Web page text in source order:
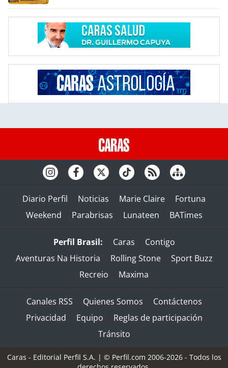
Diario Perfil Noticias Marie Claire
Fortuna
Weekend
Parabrisas Lunateen BATimes
Perfil Brasil: Caras
Contigo
Aventuras Na Historia
Rolling Stone
Sport Buzz
Recreio
Maxima
Canales RSS Quienes Somos
Contáctenos
Privacidad
Equipo
Reglas de participación
Tránsito
Caras - Editorial Perfil S.A. | © Perfil.com 2006-2026 - Todos los